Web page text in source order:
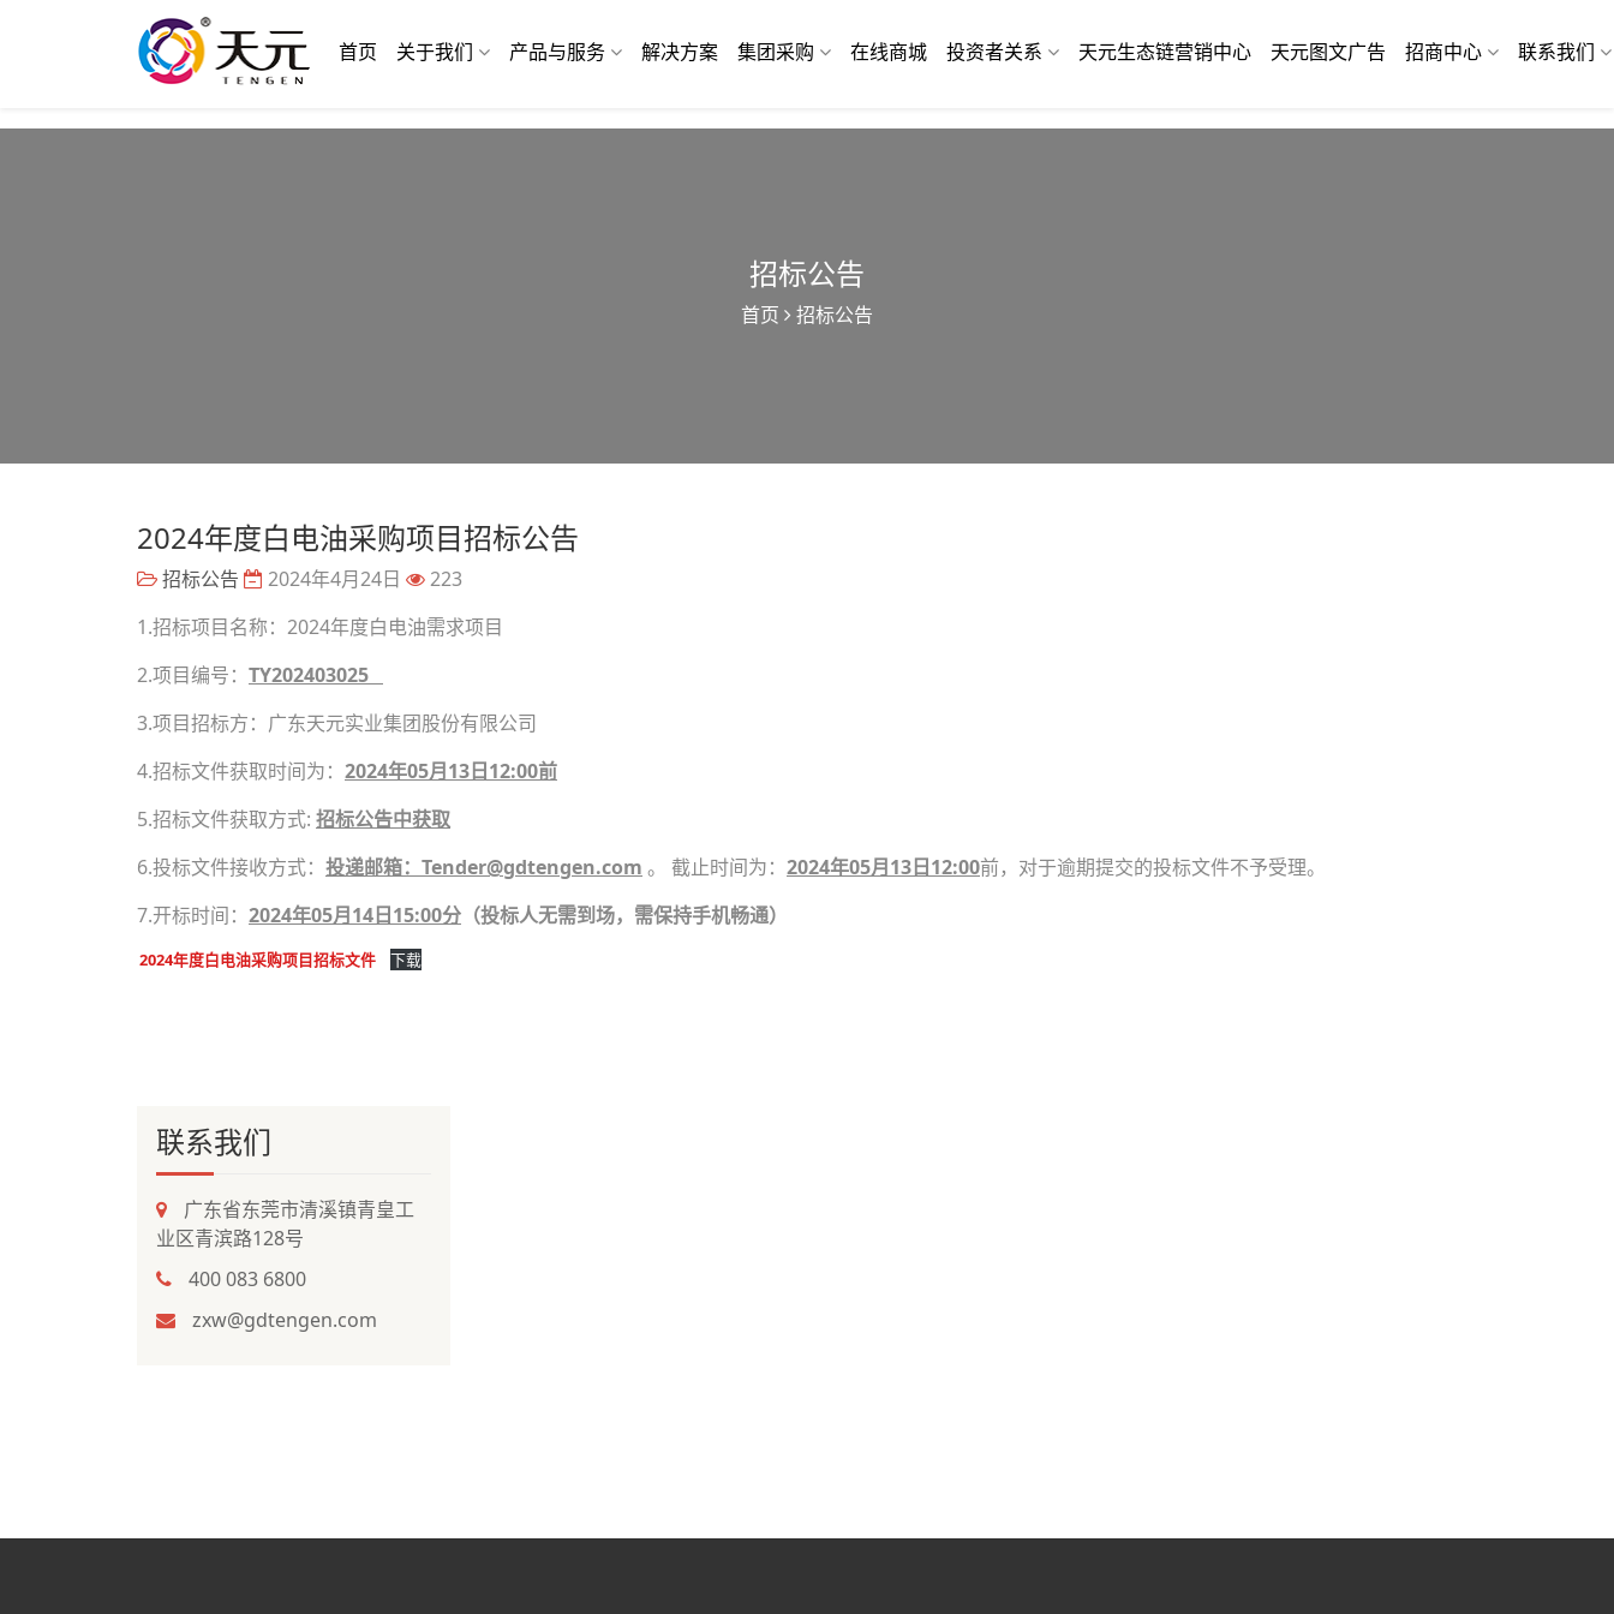
首页 关于我们 产品与服务 解决方案 集团采购 在线商城 投资者关系 天元生态链营销中心 天元图文广告 招商中心 联系我们
招标公告
首页 招标公告
2024年度白电油采购项目招标公告
招标公告 2024年4月24日
223
1.招标项目名称：2024年度白电油需求项目
2.项目编号： TY202403025
3.项目招标方：广东天元实业集团股份有限公司
4.招标文件获取时间为： 2024年05月13日12:00前
5.招标文件获取方式: 招标公告中获取
6.投标文件接收方式： 投递邮箱：Tender@gdtengen.com 。 截止时间为： 2024年05月13日12:00前，对于逾期提交的投标文件不予受理。
7.开标时间： 2024年05月14日15:00分 （投标人无需到场，需保持手机畅通）
2024年度白电油采购项目招标文件 下载
联系我们
广东省东莞市清溪镇青皇工
业区青滨路128号
400 083 6800
zxw@gdtengen.com